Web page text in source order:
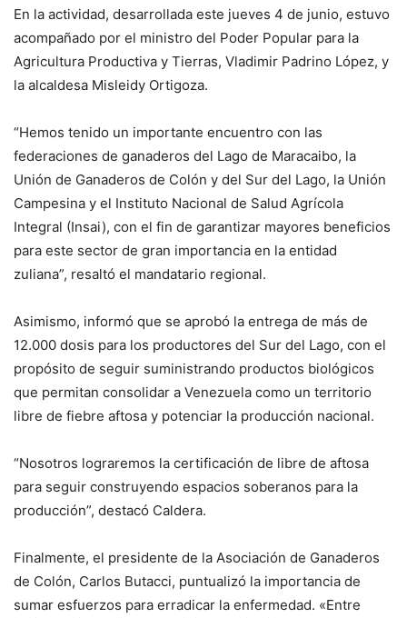
En la actividad, desarrollada este jueves 4 de junio, estuvo
acompañado por el ministro del Poder Popular para la
Agricultura Productiva y Tierras, Vladimir Padrino López, y
la alcaldesa Misleidy Ortigoza.
“Hemos tenido un importante encuentro con las
federaciones de ganaderos del Lago de Maracaibo, la
Unión de Ganaderos de Colón y del Sur del Lago, la Unión
Campesina y el Instituto Nacional de Salud Agrícola
Integral (Insai), con el fin de garantizar mayores beneficios
para este sector de gran importancia en la entidad
zuliana”, resaltó el mandatario regional.
Asimismo, informó que se aprobó la entrega de más de
12.000 dosis para los productores del Sur del Lago, con el
propósito de seguir suministrando productos biológicos
que permitan consolidar a Venezuela como un territorio
libre de fiebre aftosa y potenciar la producción nacional.
“Nosotros lograremos la certificación de libre de aftosa
para seguir construyendo espacios soberanos para la
producción”, destacó Caldera.
Finalmente, el presidente de la Asociación de Ganaderos
de Colón, Carlos Butacci, puntualizó la importancia de
sumar esfuerzos para erradicar la enfermedad. «Entre